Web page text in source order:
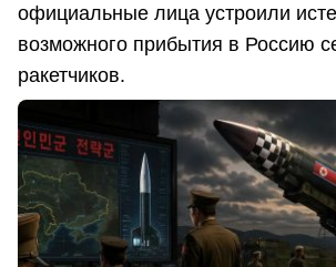
официальные лица устроили
возможного прибытия в Россию
ракетчиков.